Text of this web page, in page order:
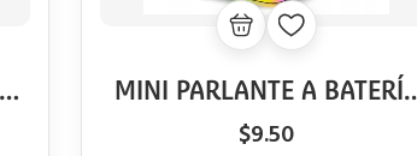
MINI PARLANTE A BATERÍA
CON BLUETOOTH
$9.50